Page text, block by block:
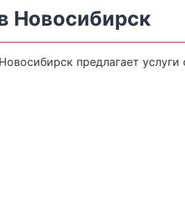
Новосибирск
предлагает